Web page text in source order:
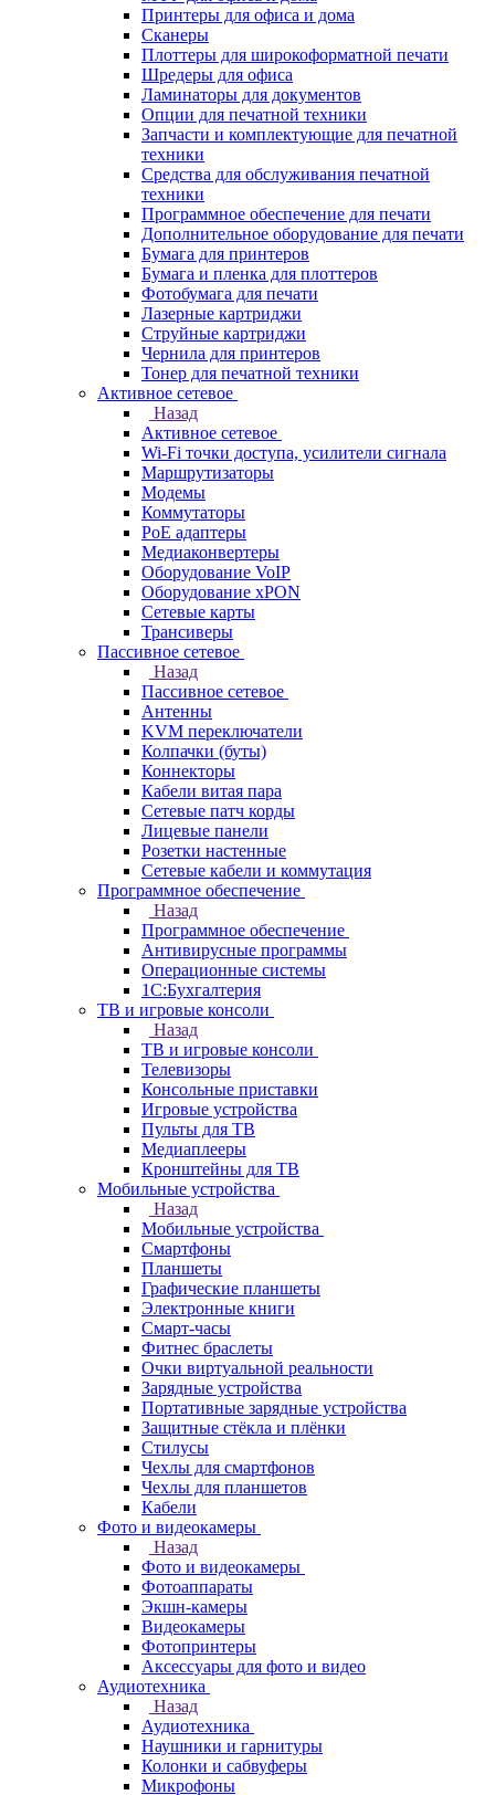
Принтеры для офиса и дома
Сканеры
Плоттеры для широкоформатной печати
Шредеры для офиса
Ламинаторы для документов
Опции для печатной техники
Запчасти и комплектующие для печатной
техники
Средства для обслуживания печатной
техники
Программное обеспечение для печати
Дополнительное оборудование для печати
Бумага для принтеров
Бумага и пленка для плоттеров
Фотобумага для печати
Лазерные картриджи
Струйные картриджи
Чернила для принтеров
Тонер для печатной техники
Активное сетевое
Назад
Активное сетевое
Wi-Fi точки доступа, усилители сигнала
Маршрутизаторы
Модемы
Коммутаторы
PoE адаптеры
Медиаконвертеры
Оборудование VoIP
Оборудование xPON
Сетевые карты
Трансиверы
Пассивное сетевое
Назад
Пассивное сетевое
Антенны
KVM переключатели
Колпачки (буты)
Коннекторы
Кабели витая пара
Сетевые патч корды
Лицевые панели
Розетки настенные
Сетевые кабели и коммутация
Программное обеспечение
Назад
Программное обеспечение
Антивирусные программы
Операционные системы
1С:Бухгалтерия
ТВ и игровые консоли
Назад
ТВ и игровые консоли
Телевизоры
Консольные приставки
Игровые устройства
Пульты для ТВ
Медиаплееры
Кронштейны для ТВ
Мобильные устройства
Назад
Мобильные устройства
Смартфоны
Планшеты
Графические планшеты
Электронные книги
Смарт-часы
Фитнес браслеты
Очки виртуальной реальности
Зарядные устройства
Портативные зарядные устройства
Защитные стёкла и плёнки
Стилусы
Чехлы для смартфонов
Чехлы для планшетов
Кабели
Фото и видеокамеры
Назад
Фото и видеокамеры
Фотоаппараты
Экшн-камеры
Видеокамеры
Фотопринтеры
Аксессуары для фото и видео
Аудиотехника
Назад
Аудиотехника
Наушники и гарнитуры
Колонки и сабвуферы
Микрофоны